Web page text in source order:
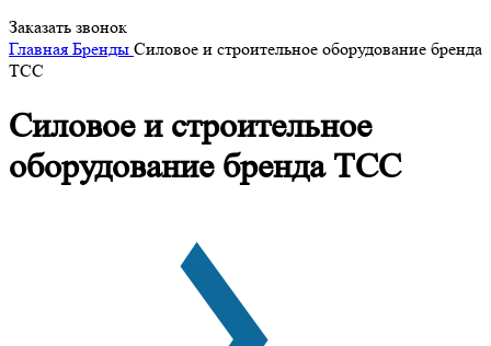
Заказать звонок
Главная Бренды Силовое и строительное оборудование бренда
ТСС
Силовое и строительное
оборудование бренда ТСС